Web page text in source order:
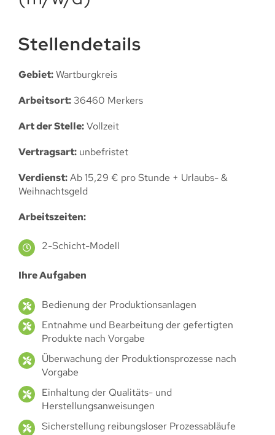
Stellendetails
Gebiet:Wartburgkreis
Arbeitsort: 36460 Merkers
Art der Stelle:Vollzeit
Vertragsart: unbefristet
Verdienst:Ab 15,29 € pro Stunde + Urlaubs- &
Weihnachtsgeld
Arbeitszeiten:
2-Schicht-Modell
Ihre Aufgaben
Bedienung der Produktionsanlagen
Entnahme und Bearbeitung der gefertigten
Produkte nach Vorgabe
Überwachung der Produktionsprozesse nach
Vorgabe
Einhaltung der Qualitäts- und
Herstellungsanweisungen
Sicherstellung reibungsloser Prozessabläufe